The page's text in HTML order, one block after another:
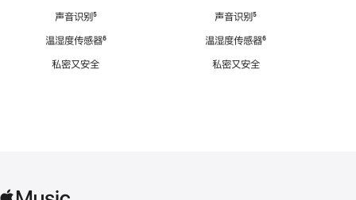
声音识别脚
⁵
温湿度传感器脚
⁶
私密又安全
声音识别脚
⁵
温湿度传感器脚
⁶
私密又安全